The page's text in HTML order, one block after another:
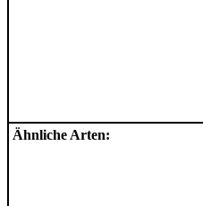
Ähnliche Arten: